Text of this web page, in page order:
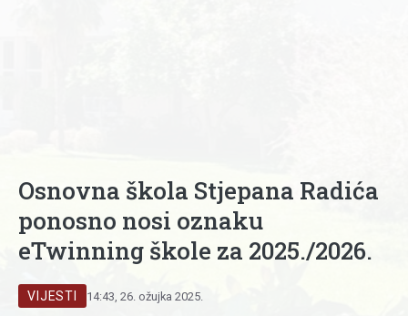
Osnovna škola Stjepana Radića
ponosno nosi oznaku
eTwinning škole za 2025./2026.
VIJESTI 14:43, 26. ožujka 2025.